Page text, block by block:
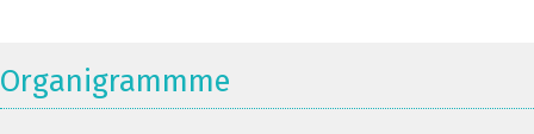
Organigrammme